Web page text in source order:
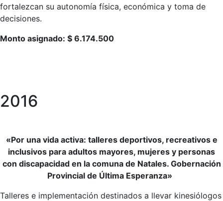
fortalezcan su autonomía física, económica y toma de
decisiones.
Monto asignado: $ 6.174.500
2016
«Por una vida activa: talleres deportivos, recreativos e
inclusivos para adultos mayores, mujeres y personas
con discapacidad en la comuna de Natales. Gobernación
Provincial de Última Esperanza»
Talleres e implementación destinados a llevar kinesiólogos